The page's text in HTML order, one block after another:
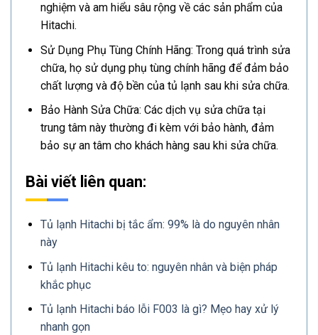
nghiệm và am hiểu sâu rộng về các sản phẩm của
Hitachi.
Sử Dụng Phụ Tùng Chính Hãng: Trong quá trình sửa
chữa, họ sử dụng phụ tùng chính hãng để đảm bảo
chất lượng và độ bền của tủ lạnh sau khi sửa chữa.
Bảo Hành Sửa Chữa: Các dịch vụ sửa chữa tại
trung tâm này thường đi kèm với bảo hành, đảm
bảo sự an tâm cho khách hàng sau khi sửa chữa.
Bài viết liên quan:
Tủ lạnh Hitachi bị tắc ẩm: 99% là do nguyên nhân
này
Tủ lạnh Hitachi kêu to: nguyên nhân và biện pháp
khắc phục
Tủ lạnh Hitachi báo lỗi F003 là gì? Mẹo hay xử lý
nhanh gọn